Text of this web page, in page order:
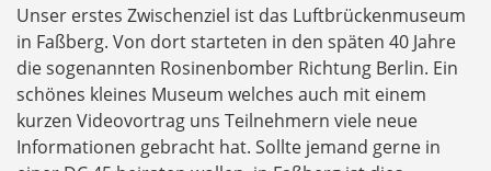
Unser erstes Zwischenziel ist das Luftbrückenmuseum
in Faßberg. Von dort starteten in den späten 40 Jahre
die sogenannten Rosinenbomber Richtung Berlin. Ein
schönes kleines Museum welches auch mit einem
kurzen Videovortrag uns Teilnehmern viele neue
Informationen gebracht hat. Sollte jemand gerne in